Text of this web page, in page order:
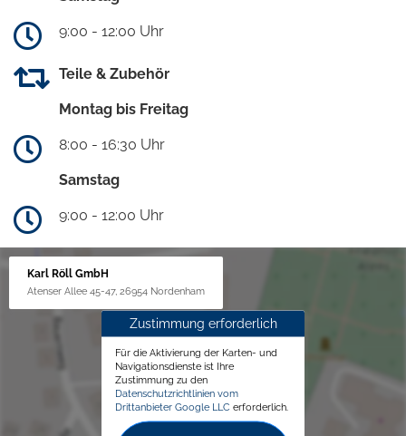
9:00 - 12:00 Uhr
Teile & Zubehör
Montag bis Freitag
8:00 - 16:30 Uhr
Samstag
9:00 - 12:00 Uhr
Karl Röll GmbH
Atenser Allee 45-47, 26954 Nordenham
Zustimmung erforderlich
Für die Aktivierung der Karten- und
Navigationsdienste ist Ihre
Zustimmung zu den
Datenschutzrichtlinien vom
Drittanbieter Google LLC erforderlich.